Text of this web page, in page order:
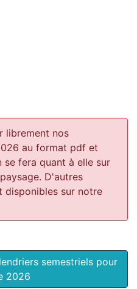
librement nos
au format pdf et
se fera quant à elle sur
D'autres
disponibles sur notre
semestriels pour
2026